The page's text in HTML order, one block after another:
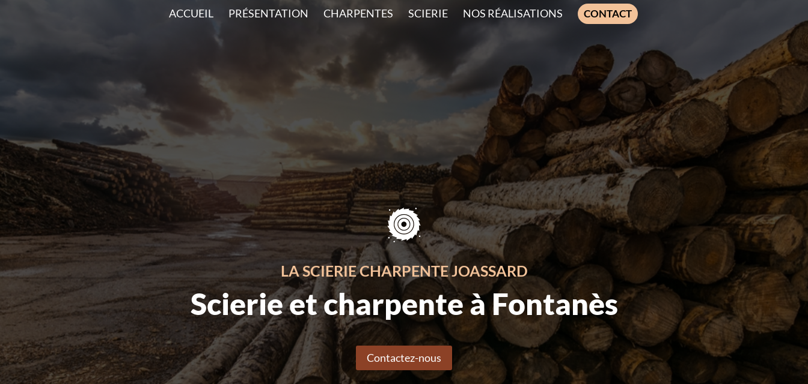
ACCUEIL PRÉSENTATION CHARPENTES SCIERIE NOS RÉALISATIONS CONTACT
LA SCIERIE CHARPENTE JOASSARD
Scierie et charpente à Fontanès
Contactez-nous